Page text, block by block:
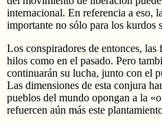
internacional. En referencia a eso,
importante no sólo para los kurdos
Los conspiradores de entonces,
hilos como en el pasado. Pero
continuarán su lucha, junto con el
Las dimensiones de esta conjura
pueblos del mundo opongan a la
refuercen aún más este